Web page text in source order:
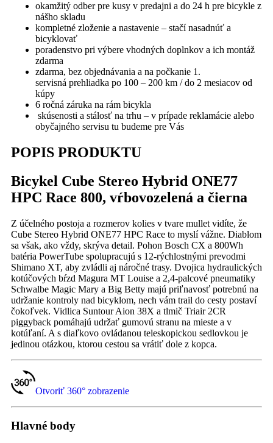
okamžitý odber pre kusy v predajni a do 24 h pre bicykle z
nášho skladu
kompletné zloženie a nastavenie – stačí nasadnúť a
bicyklovať
poradenstvo pri výbere vhodných doplnkov a ich montáž
zdarma
zdarma, bez objednávania a na počkanie 1.
servisná prehliadka po 100 – 200 km / do 2 mesiacov od
kúpy
6 ročná záruka na rám bicykla
skúsenosti a stálosť na trhu – v prípade reklamácie alebo
obyčajného servisu tu budeme pre Vás
POPIS PRODUKTU
Bicykel Cube Stereo Hybrid ONE77
HPC Race 800, vŕbovozelená a čierna
Z účelného postoja a rozmerov kolies v tvare mullet vidíte, že
Cube Stereo Hybrid ONE77 HPC Race to myslí vážne. Diablom
sa však, ako vždy, skrýva detail. Pohon Bosch CX a 800Wh
batéria PowerTube spolupracujú s 12-rýchlostnými prevodmi
Shimano XT, aby zvládli aj náročné trasy. Dvojica hydraulických
kotúčových bŕzd Magura MT Louise a 2,4-palcové pneumatiky
Schwalbe Magic Mary a Big Betty majú priľnavosť potrebnú na
udržanie kontroly nad bicyklom, nech vám trail do cesty postaví
čokoľvek. Vidlica Suntour Aion 38X a tlmič Triair 2CR
piggyback pomáhajú udržať gumovú stranu na mieste a v
kotúľaní. A s diaľkovo ovládanou teleskopickou sedlovkou je
jedinou otázkou, ktorou cestou sa vrátiť dole z kopca.
Otvoriť 360° zobrazenie
Hlavné body